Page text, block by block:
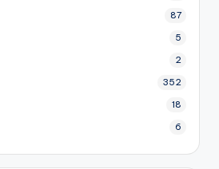
87
5
2
352
18
6